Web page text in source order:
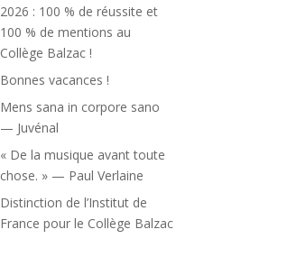
2026 : 100 % de réussite et
100 % de mentions au
Collège Balzac !
Bonnes vacances !
Mens sana in corpore sano
— Juvénal
« De la musique avant toute
chose. » — Paul Verlaine
Distinction de l’Institut de
France pour le Collège Balzac